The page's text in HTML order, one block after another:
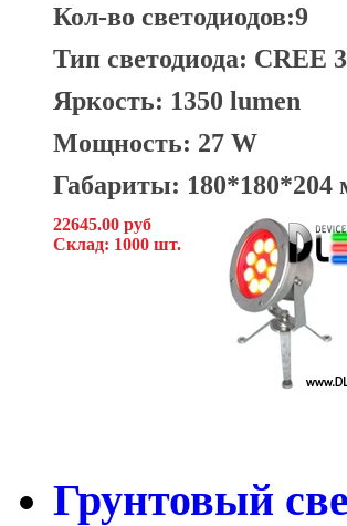
Кол-во светодиодов:9
Тип светодиода: CREE
Яркость: 1350 lumen
Мощность: 27 W
Габариты: 180*180*204
22645.00 руб
Склад: 1000 шт.
Грунтовый